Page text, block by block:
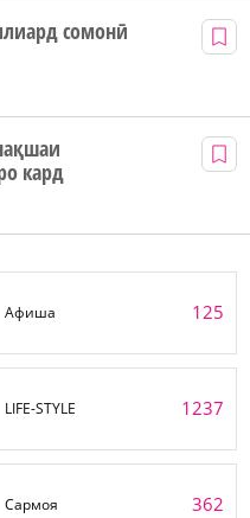
сомонӣ
кард
Афиша 125
LIFE-STYLE 1237
Сармоя 362